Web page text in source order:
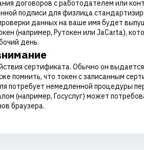
договоров с работодателем или
подписи для физлица
данных на ваше имя будет
(например, Рутокен или JaCarta),
день.
сертификата. Обычно он
помнить, что токен с записанным
потребует немедленной процедуры
(например, Госуслуг) может
браузера.